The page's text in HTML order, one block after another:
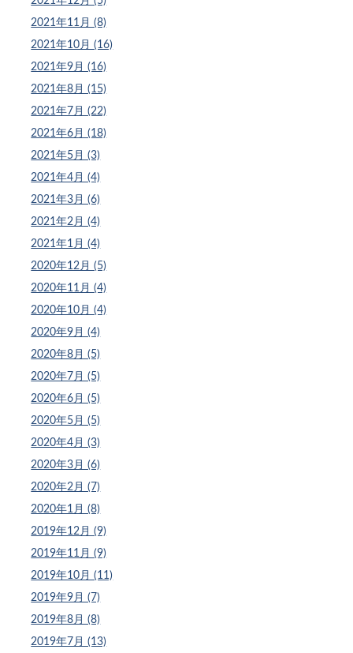
2021年11月 (8)
2021年10月 (16)
2021年9月 (16)
2021年8月 (15)
2021年7月 (22)
2021年6月 (18)
2021年5月 (3)
2021年4月 (4)
2021年3月 (6)
2021年2月 (4)
2021年1月 (4)
2020年12月 (5)
2020年11月 (4)
2020年10月 (4)
2020年9月 (4)
2020年8月 (5)
2020年7月 (5)
2020年6月 (5)
2020年5月 (5)
2020年4月 (3)
2020年3月 (6)
2020年2月 (7)
2020年1月 (8)
2019年12月 (9)
2019年11月 (9)
2019年10月 (11)
2019年9月 (7)
2019年8月 (8)
2019年7月 (13)